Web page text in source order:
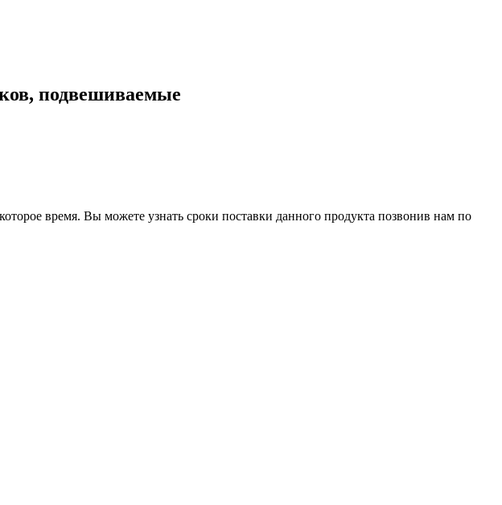
подвешиваемые
время. Вы можете узнать сроки поставки данного продукта позвонив нам по